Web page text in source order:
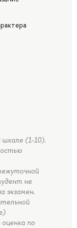
(1-10).
не
экзамен.
по